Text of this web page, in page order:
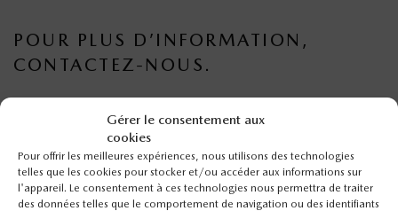
Gérer le consentement aux
cookies
Pour offrir les meilleures expériences, nous utilisons des technologies
telles que les cookies pour stocker et/ou accéder aux informations sur
l'appareil. Le consentement à ces technologies nous permettra de traiter
des données telles que le comportement de navigation ou des identifiants
POUR PLUS D’INFORMATION,
CONTACTEZ-NOUS.
Prénom*